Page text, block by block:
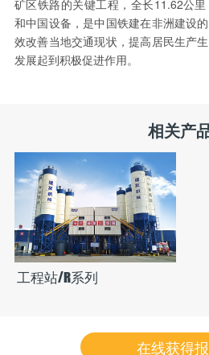
矿区铁路的关键工程，全长11.62公
和中国设备，是中国铁建在非洲建设
效改善当地交通现状，提高居民生产
发展起到积极促进作用。
相关产
工程站/R系列
在线获得